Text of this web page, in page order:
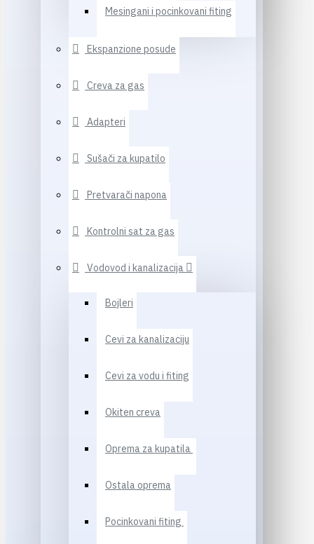
Mesingani i pocinkovani fiting
Ekspanzione posude
Creva za gas
Adapteri
Sušači za kupatilo
Pretvarači napona
Kontrolni sat za gas
Vodovod i kanalizacija
Bojleri
Cevi za kanalizaciju
Cevi za vodu i fiting
Okiten creva
Oprema za kupatila
Ostala oprema
Pocinkovani fiting